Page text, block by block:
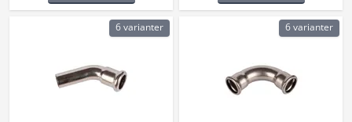
6 varianter 6 varianter